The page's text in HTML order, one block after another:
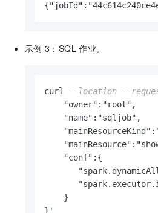
示例 3：SQL 作业。
curl
--location --
    "owner":"root",
    "name":"sqljob",
    "conf":{
    }
} '